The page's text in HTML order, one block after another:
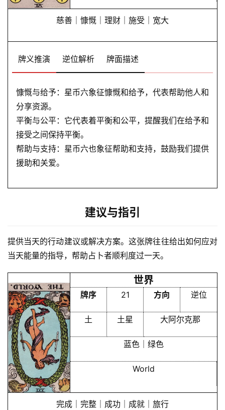
慈善｜慷慨｜理财｜施受｜宽大
牌义推演 逆位解析 牌面描述
慷慨与给予：星币六象征慷慨和给予，代表帮助他人和
分享资源。
平衡与公平：它代表着平衡和公平，提醒我们在给予和
接受之间保持平衡。
帮助与支持：星币六也象征帮助和支持，鼓励我们提供
援助和关爱。
建议与指引
提供当天的行动建议或解决方案。这张牌往往给出如何应对
当天能量的指导，帮助占卜者顺利度过一天。
世界
牌序 21 方向 逆位
土 土星 大阿尔克那
蓝色｜绿色
World
完成｜完整｜成功｜成就｜旅行